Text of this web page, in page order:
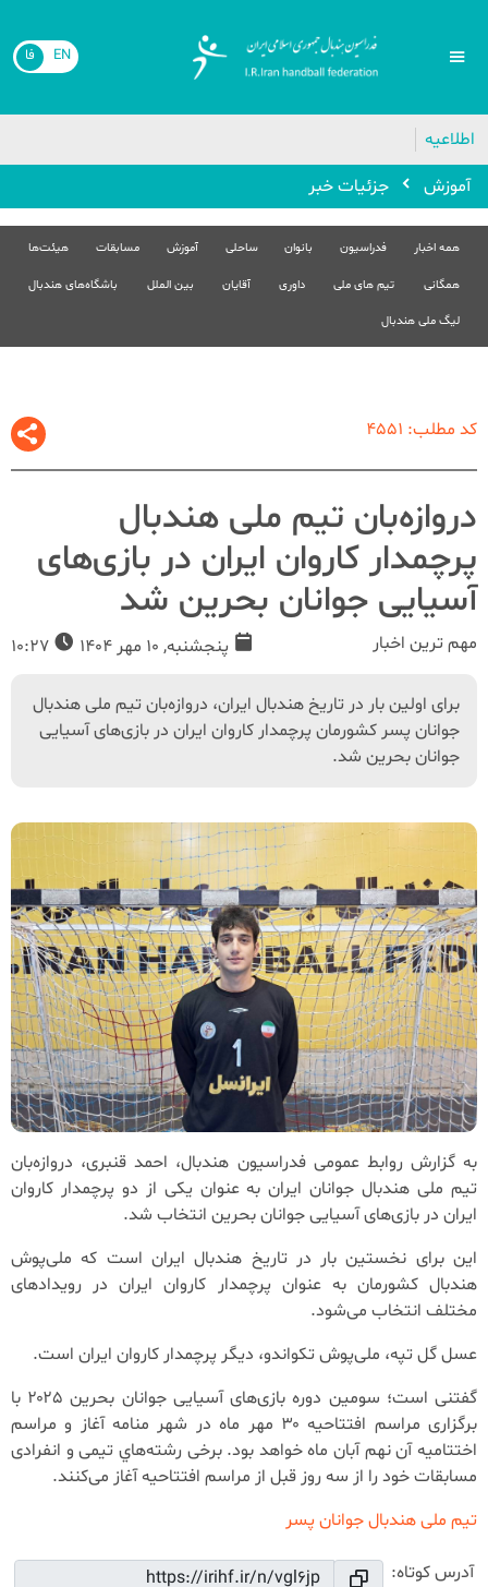
EN فا
اطلاعیه
آموزش
جزئیات خبر
همه اخبار فدراسیون بانوان ساحلی آموزش مسابقات هیئت‌ها
همگانی تیم های ملی داوری آقایان بین الملل باشگاه‌های هندبال
لیگ ملی هندبال
کد مطلب: 4551
دروازه‌بان تیم ملی هندبال
پرچمدار کاروان ایران در بازی‌های
آسیایی جوانان بحرین شد
مهم ترین اخبار پنجشنبه, 10 مهر 1404
برای اولین بار در تاریخ هندبال ایران، دروازه‌بان تیم ملی هندبال
جوانان پسر کشورمان پرچمدار کاروان ایران در بازی‌های آسیایی
جوانان بحرین شد.
به گزارش روابط عمومی فدراسیون هندبال، احمد قنبری، دروازه‌بان
تیم ملی هندبال جوانان ایران به عنوان یکی از دو‌ پرچمدار کاروان‌
ایران در بازی‌های آسیایی جوانان بحرین انتخاب شد.
این برای نخستین بار در تاریخ هندبال ایران است که ملی‌پوش
هندبال کشورمان به عنوان پرچمدار کاروان ایران در رویدادهای
مختلف انتخاب می‌شود.
عسل گل تپه، ملی‌پوش تکواندو، دیگر پرچمدار کاروان ایران است.
گفتنی است؛ سومین دوره بازی‌های آسیایی جوانان بحرین ۲۰۲۵ با
برگزاری مراسم افتتاحیه ۳۰ مهر ماه در شهر منامه آغاز و مراسم
اختتامیه آن نهم آبان ماه خواهد بود. برخی رشته‌هاي تیمی و انفرادی
مسابقات خود را از سه روز قبل از مراسم افتتاحیه آغاز می‌کنند.
تیم ملی هندبال جوانان پسر
آدرس کوتاه: